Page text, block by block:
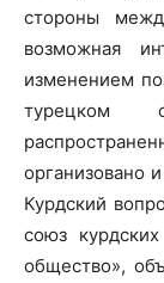
стороны
возможная
изменением
турецком
организовано
Курдский
союз
общество»,